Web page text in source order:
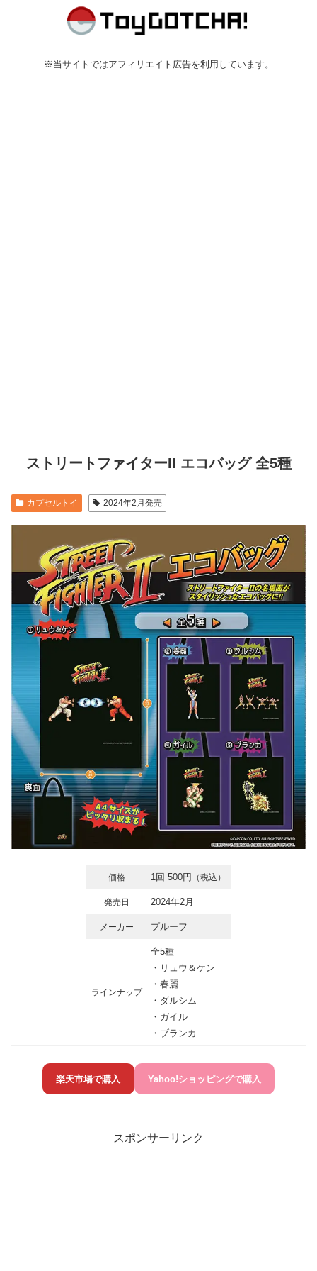
※当サイトではアフィリエイト広告を利用しています。
ストリートファイターII エコバッグ 全5種
カプセルトイ 2024年2月発売
価格 1回 500円 （税込）
発売日 2024年2月
メーカー プルーフ
ラインナップ
全5種
・リュウ＆ケン
・春麗
・ダルシム
・ガイル
・ブランカ
楽天市場で購入 Yahoo!ショッピングで購入
スポンサーリンク